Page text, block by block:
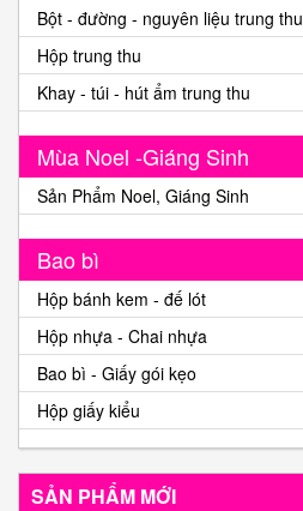
Bột - đường - nguyên liệu trung thu
Hộp trung thu
Khay - túi - hút ẩm trung thu
Mùa Noel -Giáng Sinh
Sản Phẩm Noel, Giáng Sinh
Bao bì
Hộp bánh kem - đế lót
Hộp nhựa - Chai nhựa
Bao bì - Giấy gói kẹo
Hộp giấy kiểu
SẢN PHẨM MỚI